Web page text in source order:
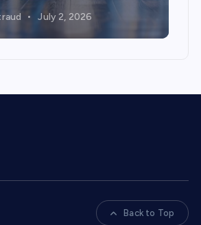
July 2, 2026
Back to Top